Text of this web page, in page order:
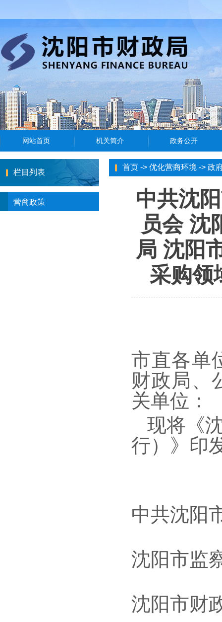
栏目列表
营商政策
首页 -> 优化营商环境 -> 政
中共沈
员会 沈
局 沈阳
采购领
市直各单
财政局、
关单位：
现将《
行）》印
中共沈阳
沈阳市监
沈阳市财